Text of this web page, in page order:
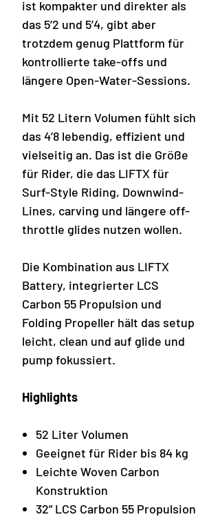
ist kompakter und direkter als
das 5’2 und 5’4, gibt aber
trotzdem genug Plattform für
kontrollierte take-offs und
längere Open-Water-Sessions.
Mit 52 Litern Volumen fühlt sich
das 4’8 lebendig, effizient und
vielseitig an. Das ist die Größe
für Rider, die das LIFTX für
Surf-Style Riding, Downwind-
Lines, carving und längere off-
throttle glides nutzen wollen.
Die Kombination aus LIFTX
Battery, integrierter LCS
Carbon 55 Propulsion und
Folding Propeller hält das setup
leicht, clean und auf glide und
pump fokussiert.
Highlights
52 Liter Volumen
Geeignet für Rider bis 84 kg
Leichte Woven Carbon
Konstruktion
32” LCS Carbon 55 Propulsion